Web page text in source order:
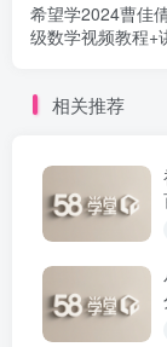
希望学2024曹佳
级数学视频教程+
相关推荐